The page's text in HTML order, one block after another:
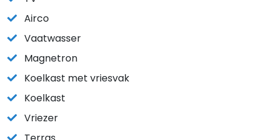
Airco
Vaatwasser
Magnetron
Koelkast met vriesvak
Koelkast
Vriezer